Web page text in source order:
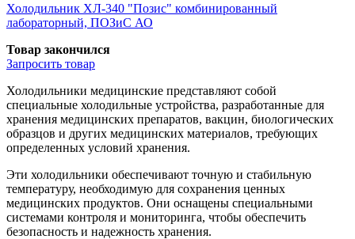
Холодильник ХЛ-340 "Позис" комбинированный
лабораторный, ПОЗиС АО
Товар закончился
Запросить товар
Холодильники медицинские представляют собой
специальные холодильные устройства, разработанные для
хранения медицинских препаратов, вакцин, биологических
образцов и других медицинских материалов, требующих
определенных условий хранения.
Эти холодильники обеспечивают точную и стабильную
температуру, необходимую для сохранения ценных
медицинских продуктов. Они оснащены специальными
системами контроля и мониторинга, чтобы обеспечить
безопасность и надежность хранения.